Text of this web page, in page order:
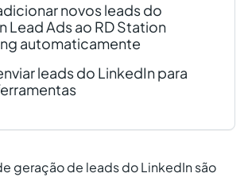
novos leads do
Lead Ads ao RD Station
automaticamente
leads do LinkedIn para
geração de leads do LinkedIn são